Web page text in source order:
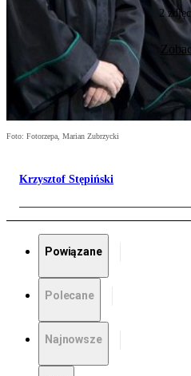
2
Foto: Fotorzepa, Marian Zubrzycki
Krzysztof Stępiński
Powiązane
Polecane
Najnowsze